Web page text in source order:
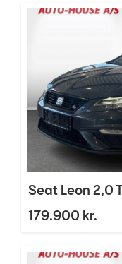
Seat Leon 2,0
179.900 kr.